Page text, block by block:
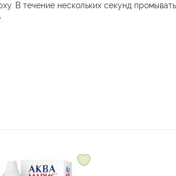
В течение нескольких секунд